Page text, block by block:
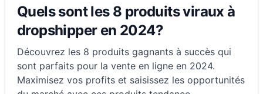
Quels sont les 8 produits viraux à
dropshipper en 2024?
Découvrez les 8 produits gagnants à succès qui
sont parfaits pour la vente en ligne en 2024.
Maximisez vos profits et saisissez les opportunités